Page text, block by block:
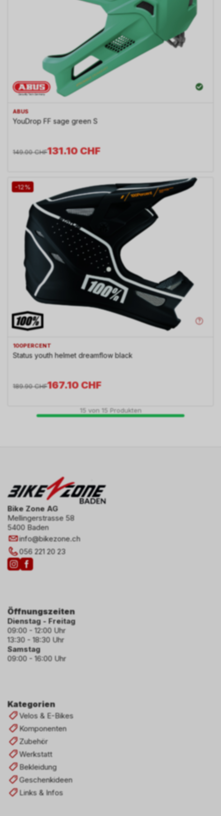
ABUS
YouDrop FF sage green S
131.10CHF
149.00 CHF
-12%
100PERCENT
Status youth helmet dreamflow black
167.10CHF
189.90 CHF
15 von 15 Produkten
Bike Zone AG
Mellingerstrasse 58
5400 Baden
info@bikezone.ch
056 221 20 23
Kategorien
Velos & E-Bikes
Komponenten
Zubehör
Werkstatt
Bekleidung
Geschenkideen
Links & Infos
Öffnungszeiten
Dienstag - Freitag
09:00 - 12:00 Uhr
13:30 - 18:30 Uhr
Samstag
09:00 - 16:00 Uhr